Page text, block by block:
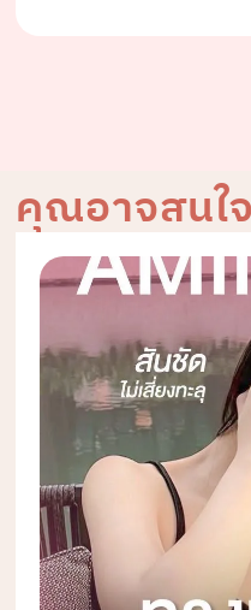
คุณอาจสนใจ